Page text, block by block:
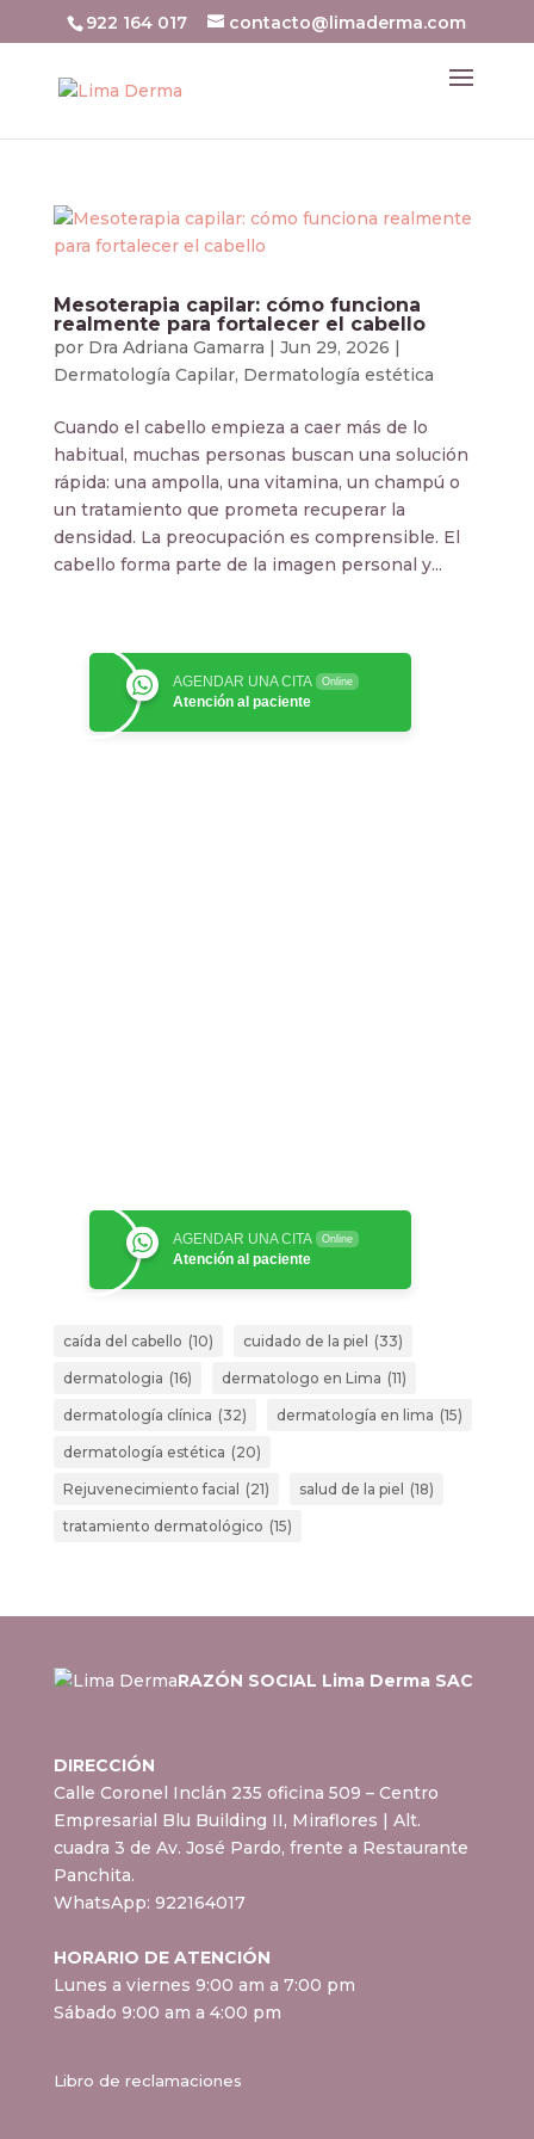
922 164 017 contacto@limaderma.com
Mesoterapia capilar: cómo funciona
realmente para fortalecer el cabello
por Dra Adriana Gamarra | Jun 29, 2026 |
Dermatología Capilar, Dermatología estética
Cuando el cabello empieza a caer más de lo
habitual, muchas personas buscan una solución
rápida: una ampolla, una vitamina, un champú o
un tratamiento que prometa recuperar la
densidad. La preocupación es comprensible. El
cabello forma parte de la imagen personal y...
AGENDAR UNA CITA Online
Atención al paciente
AGENDAR UNA CITA Online
Atención al paciente
caída del cabello (10) cuidado de la piel (33)
dermatologia (16) dermatologo en Lima (11)
dermatología clínica (32) dermatología en lima (15)
dermatología estética (20)
Rejuvenecimiento facial (21) salud de la piel (18)
tratamiento dermatológico (15)
RAZÓN SOCIAL Lima Derma SAC
DIRECCIÓN
Calle Coronel Inclán 235 oficina 509 – Centro
Empresarial Blu Building II, Miraflores | Alt.
cuadra 3 de Av. José Pardo, frente a Restaurante
Panchita.
WhatsApp: 922164017
HORARIO DE ATENCIÓN
Lunes a viernes 9:00 am a 7:00 pm
Sábado 9:00 am a 4:00 pm
Libro de reclamaciones